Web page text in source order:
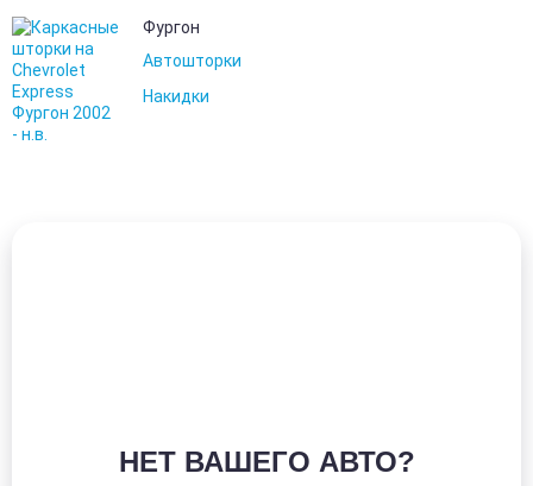
Фургон
Автошторки
Накидки
НЕТ ВАШЕГО АВТО?